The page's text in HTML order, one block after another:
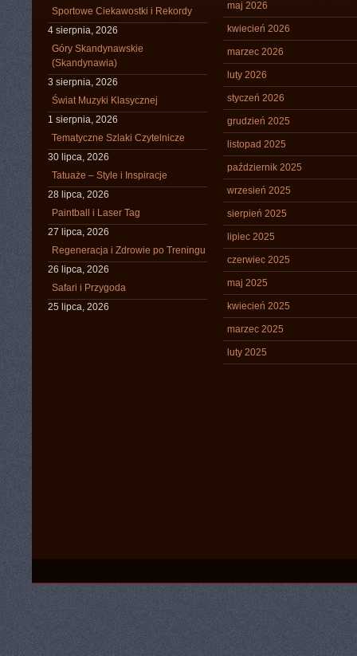
Sportowe Ciekawostki i Rekordy
4 sierpnia, 2026
Góry Skandynawskie
(Skandynawia)
3 sierpnia, 2026
Świat Muzyki Klasycznej
1 sierpnia, 2026
Tematyczne Szlaki Czytelnicze
30 lipca, 2026
Tatuaże – Style i Inspiracje
28 lipca, 2026
Paintball i Laser Tag
27 lipca, 2026
Regeneracja i Zdrowie po Treningu
26 lipca, 2026
Safari i Przygoda
25 lipca, 2026
maj 2026
kwiecień 2026
marzec 2026
luty 2026
styczeń 2026
grudzień 2025
listopad 2025
październik 2025
wrzesień 2025
sierpień 2025
lipiec 2025
czerwiec 2025
maj 2025
kwiecień 2025
marzec 2025
luty 2025